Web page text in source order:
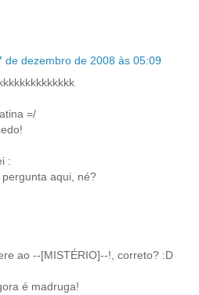
de dezembro de 2008 às 05:09
=/
:
aqui, né?
ao --[MISTÉRIO]--!, correto? :D
é madruga!